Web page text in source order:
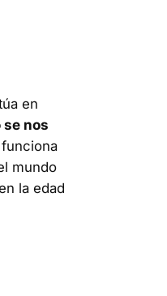
en
nos
funciona
mundo
la edad